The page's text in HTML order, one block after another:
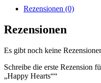
Rezensionen (0)
Rezensionen
Es gibt noch keine
Schreibe die erste Rezension
„Happy Hearts““